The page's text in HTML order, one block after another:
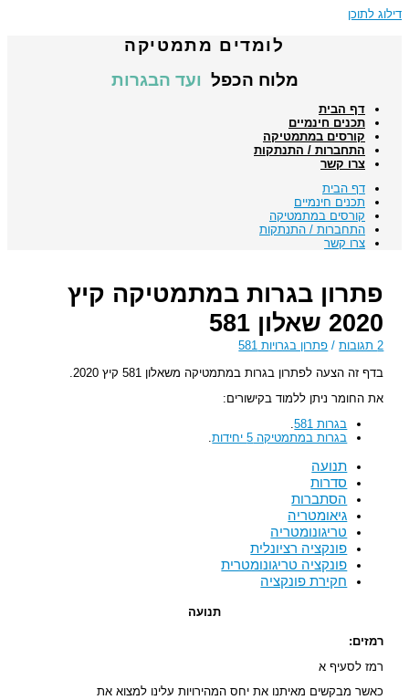
דילוג לתוכן
לומדים מתמטיקה
מלוח הכפל ועד הבגרות
דף הבית
תכנים חינמיים
קורסים במתמטיקה
התחברות / התנתקות
צרו קשר
דף הבית
תכנים חינמיים
קורסים במתמטיקה
התחברות / התנתקות
צרו קשר
פתרון בגרות במתמטיקה קיץ
2020 שאלון 581
2 תגובות / פתרון בגרויות 581
בדף זה הצעה לפתרון בגרות במתמטיקה משאלון 581 קיץ 2020.
את החומר ניתן ללמוד בקישורים:
בגרות 581
.
בגרות במתמטיקה 5 יחידות
.
תנועה
סדרות
הסתברות
גיאומטריה
טריגונומטריה
פונקציה רציונלית
פונקציה טריגונומטרית
חקירת פונקציה
תנועה
רמזים:
רמז לסעיף א
כאשר מבקשים מאיתנו את יחס המהירויות עלינו למצוא את